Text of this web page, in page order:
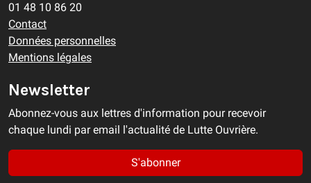
01 48 10 86 20
Contact
Données personnelles
Mentions légales
Newsletter
Abonnez-vous aux lettres d'information pour recevoir
chaque lundi par email l'actualité de Lutte Ouvrière.
S'abonner